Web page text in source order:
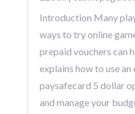
Introduction Many
ways to try online
prepaid vouchers can
explains how to use an
paysafecard 5 dollar
and manage your